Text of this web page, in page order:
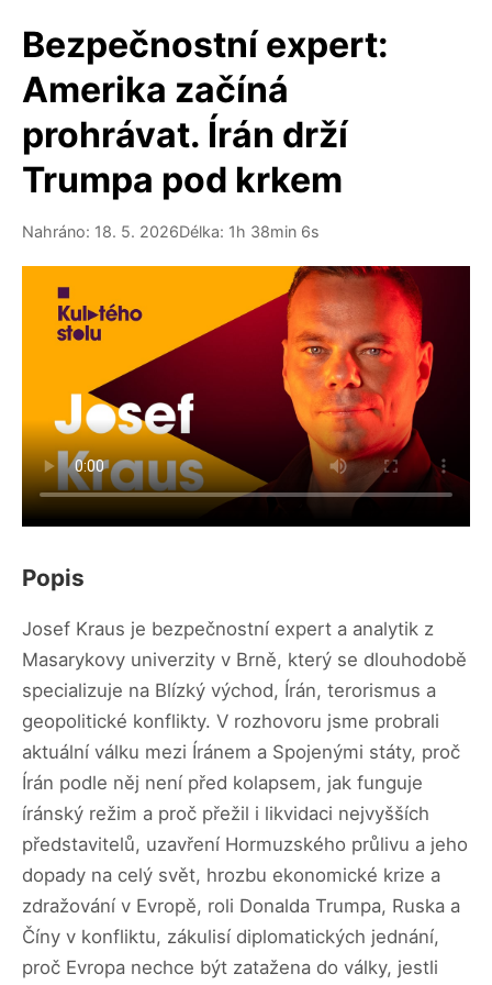
Bezpečnostní expert:
Amerika začíná
prohrávat. Írán drží
Trumpa pod krkem
Nahráno: 18. 5. 2026Délka: 1h 38min 6s
Popis
Josef Kraus je bezpečnostní expert a analytik z
Masarykovy univerzity v Brně, který se dlouhodobě
specializuje na Blízký východ, Írán, terorismus a
geopolitické konflikty. V rozhovoru jsme probrali
aktuální válku mezi Íránem a Spojenými státy, proč
Írán podle něj není před kolapsem, jak funguje
íránský režim a proč přežil i likvidaci nejvyšších
představitelů, uzavření Hormuzského průlivu a jeho
dopady na celý svět, hrozbu ekonomické krize a
zdražování v Evropě, roli Donalda Trumpa, Ruska a
Číny v konfliktu, zákulisí diplomatických jednání,
proč Evropa nechce být zatažena do války, jestli